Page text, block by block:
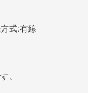
式:有線
。